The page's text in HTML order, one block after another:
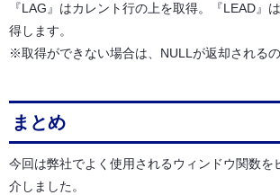
『LAG』はカレント行の上を取得。『LEAD』
得します。
※取得ができない場合は、NULLが返却されるの
まとめ
今回は弊社でよく使用されるウィンドウ関数を
介しました。